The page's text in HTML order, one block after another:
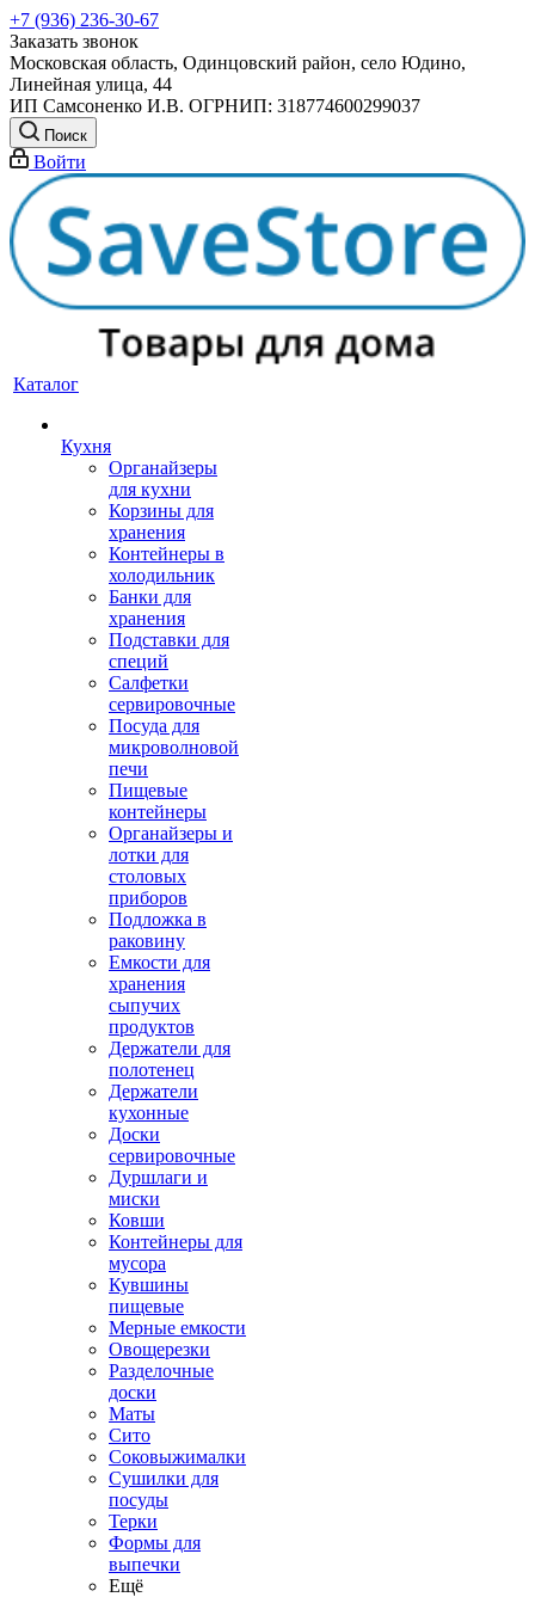
+7 (936) 236-30-67
Заказать звонок
Московская область, Одинцовский район, село Юдино,
Линейная улица, 44
ИП Самсоненко И.В. ОГРНИП: 318774600299037
Поиск
Войти
Каталог
Кухня
Органайзеры
для кухни
Корзины для
хранения
Контейнеры в
холодильник
Банки для
хранения
Подставки для
специй
Салфетки
сервировочные
Посуда для
микроволновой
печи
Пищевые
контейнеры
Органайзеры и
лотки для
столовых
приборов
Подложка в
раковину
Емкости для
хранения
сыпучих
продуктов
Держатели для
полотенец
Держатели
кухонные
Доски
сервировочные
Дуршлаги и
миски
Ковши
Контейнеры для
мусора
Кувшины
пищевые
Мерные емкости
Овощерезки
Разделочные
доски
Маты
Сито
Соковыжималки
Сушилки для
посуды
Терки
Формы для
выпечки
Ещё